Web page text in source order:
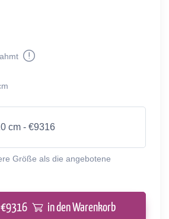
cm - €9316
Größe als die angebotene
9316 in den Warenkorb